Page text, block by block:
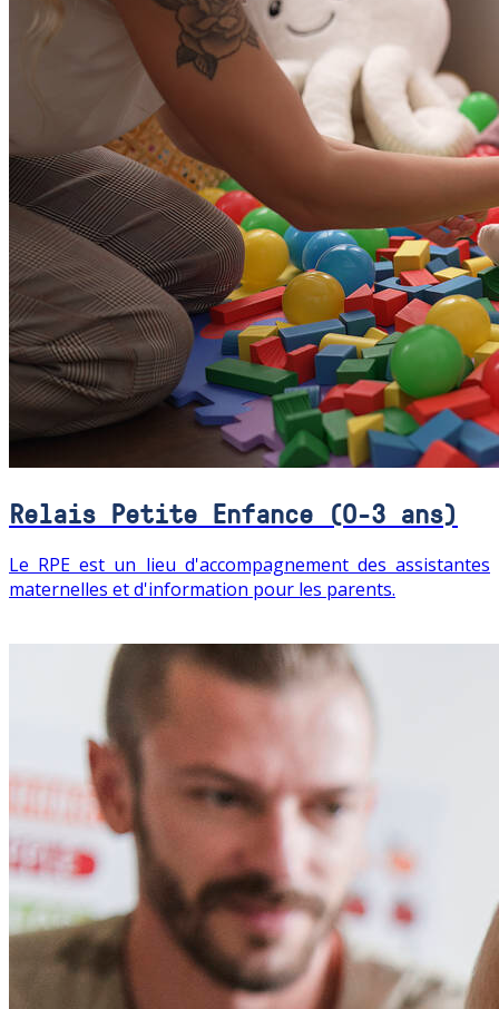
Relais Petite Enfance (0-3 ans)
Le RPE est un lieu d'accompagnement des assistantes
maternelles et d'information pour les parents.